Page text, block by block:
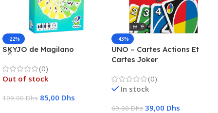
-22%
SKYJO de Magilano
(0)
Out of stock
109,00Dhs 85,00 Dhs
-43%
UNO – Cartes Actions Et
Cartes Joker
(0)
In stock
69,00Dhs 39,00 Dhs